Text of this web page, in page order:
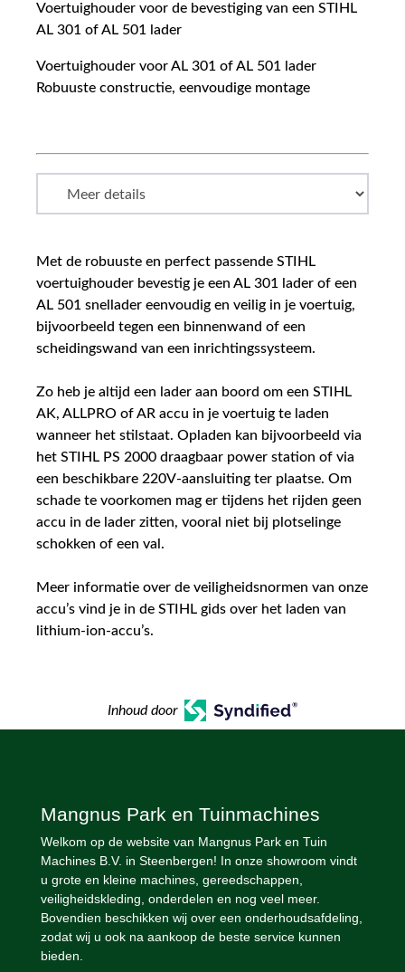
Voertuighouder voor de bevestiging van een STIHL
AL 301 of AL 501 lader
Voertuighouder voor AL 301 of AL 501 lader
Robuuste constructie, eenvoudige montage
Met de robuuste en perfect passende STIHL
voertuighouder bevestig je een AL 301 lader of een
AL 501 snellader eenvoudig en veilig in je voertuig,
bijvoorbeeld tegen een binnenwand of een
scheidingswand van een inrichtingssysteem.
Zo heb je altijd een lader aan boord om een STIHL
AK, ALLPRO of AR accu in je voertuig te laden
wanneer het stilstaat. Opladen kan bijvoorbeeld via
het STIHL PS 2000 draagbaar power station of via
een beschikbare 220V-aansluiting ter plaatse. Om
schade te voorkomen mag er tijdens het rijden geen
accu in de lader zitten, vooral niet bij plotselinge
schokken of een val.
Meer informatie over de veiligheidsnormen van onze
accu’s vind je in de STIHL gids over het laden van
lithium-ion-accu’s.
Inhoud door
Mangnus Park en Tuinmachines
Welkom op de website van Mangnus Park en Tuin
Machines B.V. in Steenbergen! In onze showroom vindt
u grote en kleine machines, gereedschappen,
veiligheidskleding, onderdelen en nog veel meer.
Bovendien beschikken wij over een onderhoudsafdeling,
zodat wij u ook na aankoop de beste service kunnen
bieden.